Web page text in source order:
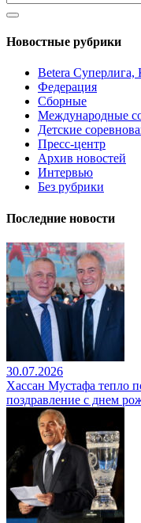
Новостные рубрики
Betera Суперлига,
Федерация
Сборные
Международные
Детские
Пресс-центр
Архив новостей
Интервью
Без рубрики
Последние новости
30.07.2026
Хассан Мустафа тепло
поздравление с днем